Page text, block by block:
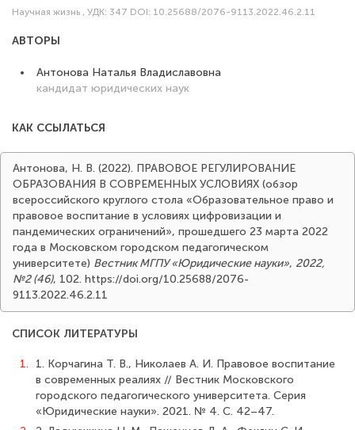
Научная жизнь , УДК: 347 DOI: 10.25688/2076-9113.2022.46.2.11
АВТОРЫ
Антонова Наталья Владиславовна
кандидат юридических наук
КАК ССЫЛАТЬСЯ
Антонова, Н. В. (2022). ПРАВОВОЕ РЕГУЛИРОВАНИЕ
ОБРАЗОВАНИЯ В СОВРЕМЕННЫХ УСЛОВИЯХ (обзор
всероссийского круглого стола «Образовательное право и
правовое воспитание в условиях цифровизации и
пандемических ограничений», прошедшего 23 марта 2022
года в Московском городском педагогическом
университете) Вестник МГПУ «Юридические науки», 2022,
№2 (46), 102. https://doi.org/10.25688/2076-
9113.2022.46.2.11
СПИСОК ЛИТЕРАТУРЫ
1.
1. Корчагина Т. В., Николаев А. И. Правовое воспитание
в современных реалиях // Вестник Московского
городского педагогического университета. Серия
«Юридические науки». 2021. № 4. С. 42–47.